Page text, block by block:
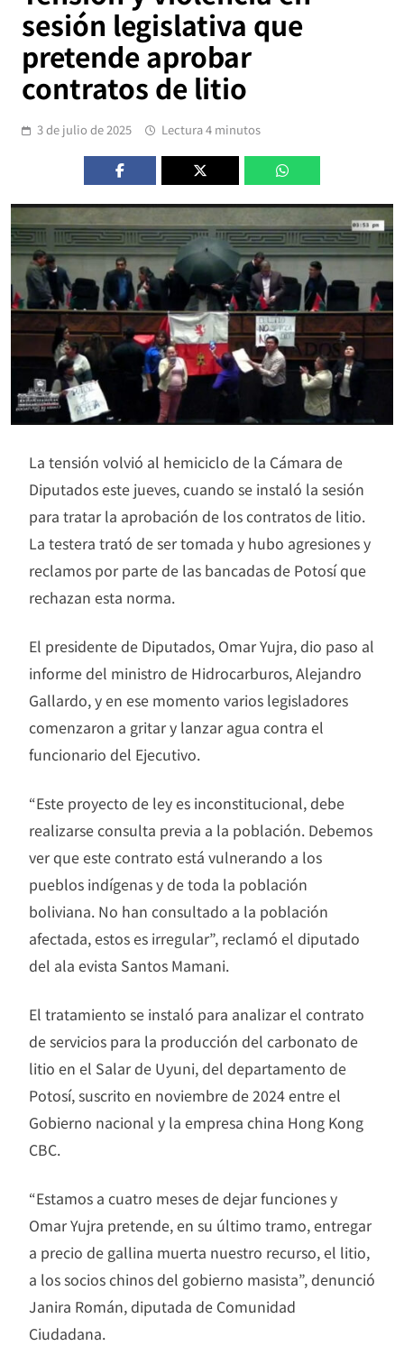
sesión legislativa que
pretende aprobar
contratos de litio
3 de julio de 2025 Lectura 4 minutos
La tensión volvió al hemiciclo de la Cámara de
Diputados este jueves, cuando se instaló la sesión
para tratar la aprobación de los contratos de litio.
La testera trató de ser tomada y hubo agresiones y
reclamos por parte de las bancadas de Potosí que
rechazan esta norma.
El presidente de Diputados, Omar Yujra, dio paso al
informe del ministro de Hidrocarburos, Alejandro
Gallardo, y en ese momento varios legisladores
comenzaron a gritar y lanzar agua contra el
funcionario del Ejecutivo.
“Este proyecto de ley es inconstitucional, debe
realizarse consulta previa a la población. Debemos
ver que este contrato está vulnerando a los
pueblos indígenas y de toda la población
boliviana. No han consultado a la población
afectada, estos es irregular”, reclamó el diputado
del ala evista Santos Mamani.
El tratamiento se instaló para analizar el contrato
de servicios para la producción del carbonato de
litio en el Salar de Uyuni, del departamento de
Potosí, suscrito en noviembre de 2024 entre el
Gobierno nacional y la empresa china Hong Kong
CBC.
“Estamos a cuatro meses de dejar funciones y
Omar Yujra pretende, en su último tramo, entregar
a precio de gallina muerta nuestro recurso, el litio,
a los socios chinos del gobierno masista”, denunció
Janira Román, diputada de Comunidad
Ciudadana.